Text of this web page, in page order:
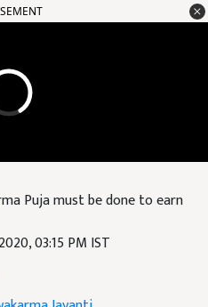
Puja must be done to earn
03:15 PM IST